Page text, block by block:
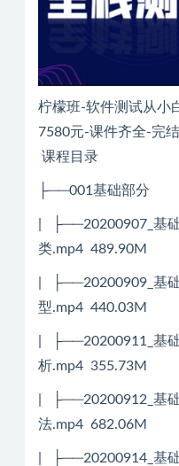
柠檬班-软件测试从小
7580元-课件齐全-完
课程目录
├──001基础部分
| ├──20200907_基
类.mp4 489.90M
| ├──20200909_基
型.mp4 440.03M
| ├──20200911_基
析.mp4 355.73M
| ├──20200912_基
法.mp4 682.06M
| ├──20200914_基